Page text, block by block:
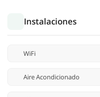
Instalaciones
WiFi
Aire Acondicionado